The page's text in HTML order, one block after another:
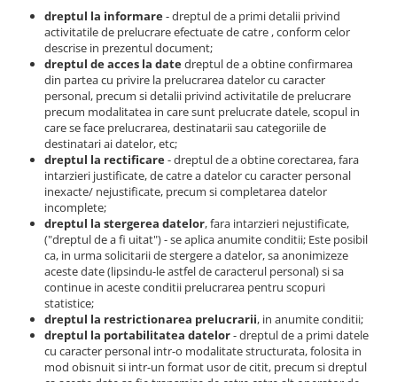
dreptul la informare- dreptul de a primi detalii privind
activitatile de prelucrare efectuate de catre , conform celor
descrise in prezentul document;
dreptul de acces la datedreptul de a obtine confirmarea
din partea cu privire la prelucrarea datelor cu caracter
personal, precum si detalii privind activitatile de prelucrare
precum modalitatea in care sunt prelucrate datele, scopul in
care se face prelucrarea, destinatarii sau categoriile de
destinatari ai datelor, etc;
dreptul la rectificare- dreptul de a obtine corectarea, fara
intarzieri justificate, de catre a datelor cu caracter personal
inexacte/ nejustificate, precum si completarea datelor
incomplete;
dreptul la stergerea datelor, fara intarzieri nejustificate,
("dreptul de a fi uitat") - se aplica anumite conditii; Este posibil
ca, in urma solicitarii de stergere a datelor, sa anonimizeze
aceste date (lipsindu-le astfel de caracterul personal) si sa
continue in aceste conditii prelucrarea pentru scopuri
statistice;
dreptul la restrictionarea prelucrarii, in anumite conditii;
dreptul la portabilitatea datelor- dreptul de a primi datele
cu caracter personal intr-o modalitate structurata, folosita in
mod obisnuit si intr-un format usor de citit, precum si dreptul